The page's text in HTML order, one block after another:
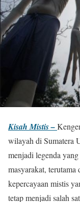
Kisah Mistis –
wilayah di Sumatera
menjadi legenda
masyarakat,
kepercayaan mistis
tetap menjadi salah